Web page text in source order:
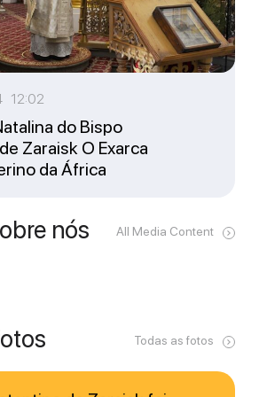
12:02
do Bispo
Zaraisk O Exarca
da África
nós All Media Content
Todas as fotos